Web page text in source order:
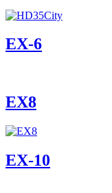
ЕХ-6
EX8
ЕХ-10